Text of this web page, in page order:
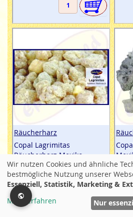
Räucherharz
Copal Lagrimitas
Räucherharz Mexiko
Weihrauch 100g
Inhalt: 100g Räucherharz
erdig harzig hölzern würzig
15,95 €
Inhalt:
inkl.
Wir nutzen Cookies und ähnliche
bestmögliche Nutzung unserer
Essenziell, Statistik, Marketing &
Mehr erfahren
Nur